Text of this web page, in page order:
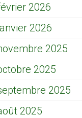
2026
2026
2025
2025
2025
2025